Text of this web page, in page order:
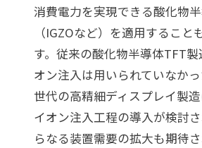
消費電力を実現できる酸化物
（IGZOなど）を適用すること
す。従来の酸化物半導体TFT
オン注入は用いられていなか
世代の高精細ディスプレイ製造
イオン注入工程の導入が検討
らなる装置需要の拡大も期待さ